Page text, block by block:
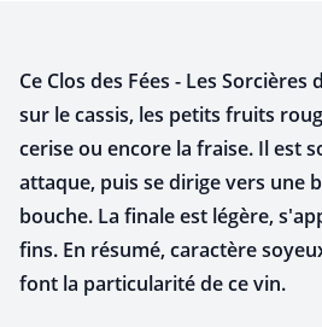
Ce Clos des Fées - Les
sur le cassis, les petits fruits
cerise ou encore la fraise. Il est
attaque, puis se dirige vers une
bouche. La finale est légère,
fins. En résumé, caractère
font la particularité de ce vin.